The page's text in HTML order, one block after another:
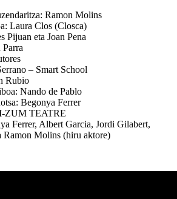
Ramon Molins
Laura Clos (Closca)
Pijuan eta Joan Pena
– Smart School
Rubio
Nando de Pablo
Begonya Ferrer
ZUM TEATRE
Ferrer, Albert Garcia, Jordi Gilabert,
Ramon Molins (hiru aktore)